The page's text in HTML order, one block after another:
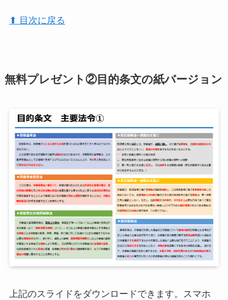
⬆︎ 目次に戻る
無料プレゼント②目的条文の紙バージョン
上記のスライドをダウンロードできます。スマホ